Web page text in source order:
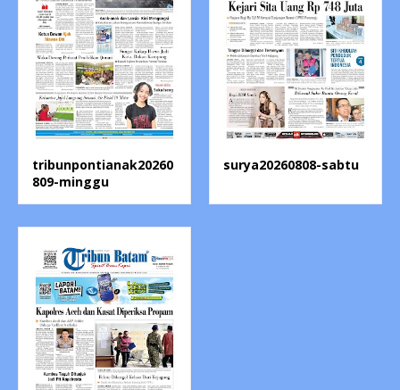
tribunpontianak20260
809-minggu
surya20260808-sabtu